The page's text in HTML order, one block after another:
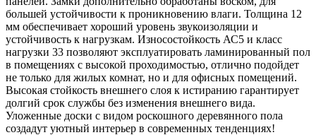
большей устойчивости к проникновению влаги. Толщина 12
мм обеспечивает хороший уровень звукоизоляции и
устойчивость к нагрузкам. Износостойкость АС5 и класс
нагрузки 33 позволяют эксплуатировать ламинированный пол
в помещениях с высокой проходимостью, отлично подойдет
не только для жилых комнат, но и для офисных помещений.
Высокая стойкость внешнего слоя к истиранию гарантирует
долгий срок службы без изменения внешнего вида.
Уложенные доски с видом роскошного деревянного пола
создадут уютный интерьер в современных тенденциях!